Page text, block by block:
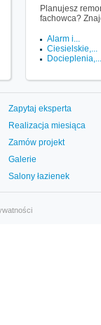
Planujesz
fachowca?
Alarm i...
Ciesielskie,...
Docieplenia,...
Zapytaj eksperta
Realizacja miesiąca
Zamów projekt
Galerie
Salony łazienek